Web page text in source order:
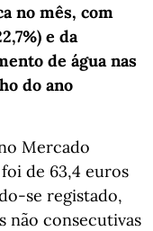
no mês, com
e da
de água nas
do ano
Mercado
de 63,4 euros
se registado,
não consecutivas